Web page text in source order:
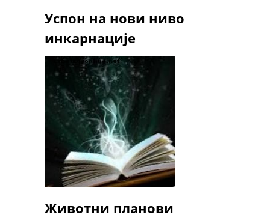
Успон на нови ниво
инкарнације
Животни планови